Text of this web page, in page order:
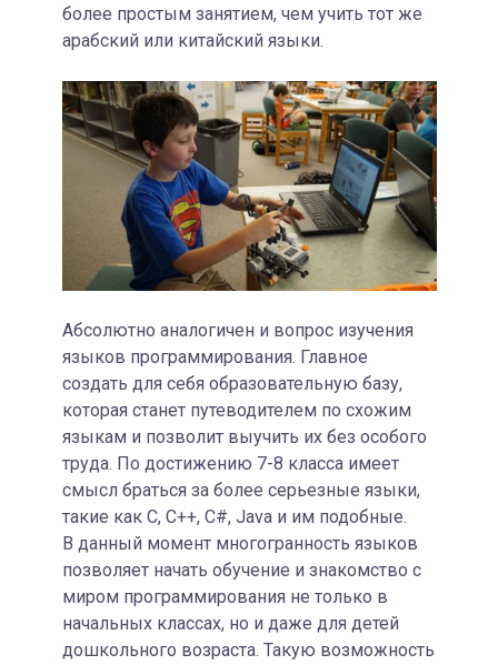
более простым занятием, чем учить тот же
арабский или китайский языки.
Абсолютно аналогичен и вопрос изучения
языков программирования. Главное
создать для себя образовательную базу,
которая станет путеводителем по схожим
языкам и позволит выучить их без особого
труда. По достижению 7-8 класса имеет
смысл браться за более серьезные языки,
такие как C, С++, С#, Java и им подобные.
В данный момент многогранность языков
позволяет начать обучение и знакомство с
миром программирования не только в
начальных классах, но и даже для детей
дошкольного возраста. Такую возможность